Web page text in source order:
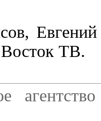
Восток ТВ.